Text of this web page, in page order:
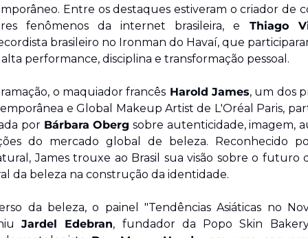
Entre os destaques estiveram o criador de
fenômenos da internet brasileira, e Thiago
brasileiro no Ironman do Havaí, que
performance, disciplina e transformação pessoal.
o maquiador francês Harold James, um dos
e Global Makeup Artist de L'Oréal Paris,
por Bárbara Oberg sobre autenticidade, imagem,
do mercado global de beleza. Reconhecido
James trouxe ao Brasil sua visão sobre o futuro
da beleza na construção da identidade.
da beleza, o painel "Tendências Asiáticas no
Jardel Edebran, fundador da Popo Skin